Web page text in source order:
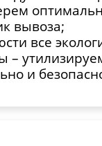
вывоза;
все
–
и